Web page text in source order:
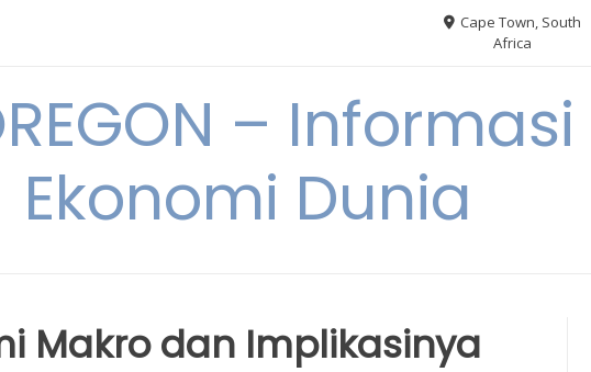
Cape Town, South
Africa
–
Ekonomi Dunia
Makro dan Implikasinya